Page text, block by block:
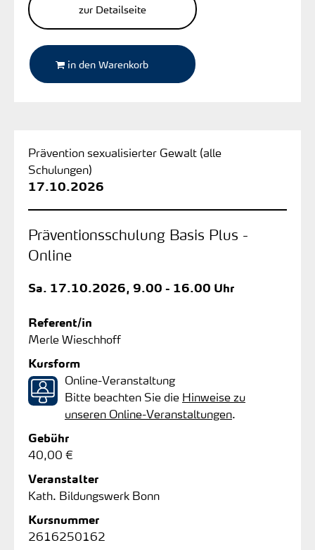
zur Detailseite
in den Warenkorb
Prävention sexualisierter Gewalt (alle
Schulungen)
17.10.2026
Präventionsschulung Basis Plus -
Online
Sa. 17.10.2026, 9.00 - 16.00 Uhr
Referent/in
Merle Wieschhoff
Kursform
Online-Veranstaltung
Bitte beachten Sie die Hinweise zu
unseren Online-Veranstaltungen.
Gebühr
40,00 €
Veranstalter
Kath. Bildungswerk Bonn
Kursnummer
2616250162